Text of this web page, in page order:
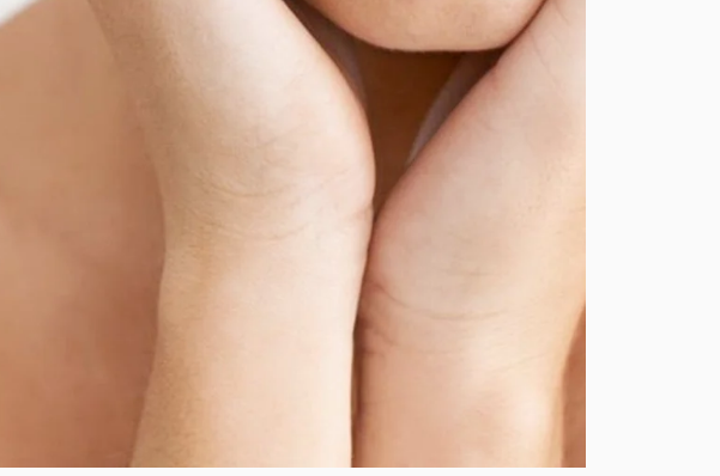
Quick cart is